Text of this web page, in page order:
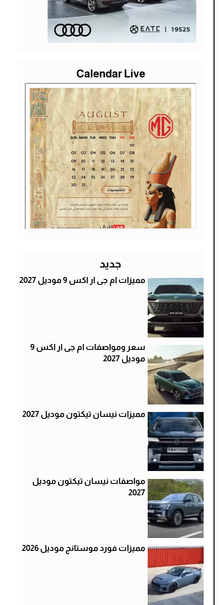
Calendar Live
جديد
مميزات ام جى ار اكس 9 موديل 2027
سعر ومواصفات ام جى ار اكس 9
موديل 2027
مميزات نيسان تيكتون موديل 2027
مواصفات نيسان تيكتون موديل
2027
مميزات فورد موستانج موديل 2026